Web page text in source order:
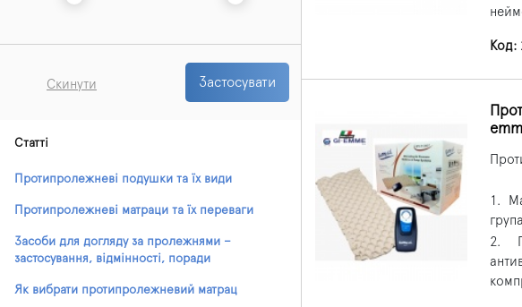
Скинути Застосувати
Статті
Протипролежневі подушки та їх види
Протипролежневі матраци та їх переваги
Засоби для догляду за пролежнями –
застосування, відмінності, поради
Як вибрати протипролежневий матрац
Код:
1.
2.